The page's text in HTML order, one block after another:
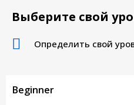
Выберите свой
Определить свой
Beginner